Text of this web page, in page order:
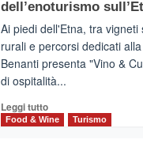
nei
primi
classifica
siciliana
DOMENICO
TAORMINA,
UN
HOTEL
FOUR
PRESENTA
IL
dell’enoturismo
Ai piedi dell'Etna, tra
rurali e percorsi dedicati
Benanti presenta "Vino &
di ospitalità...
Leggi tuttoLeggi
di
Food & Wine Turismo